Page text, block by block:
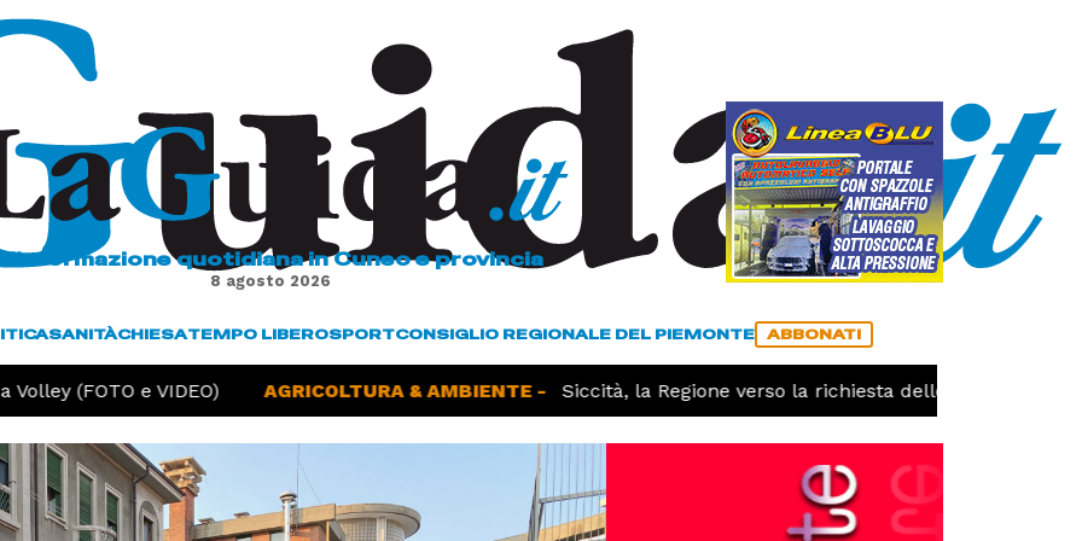
L'informazione quotidiana in Cuneo e provincia
8 agosto 2026
SANITÀCHIESATEMPO LIBEROSPORTCONSIGLIO REGIONALE DEL PIEMONTE ABBONATI
(FOTO e VIDEO) AGRICOLTURA & AMBIENTE - Siccità, la Regione verso la richiesta dello stato di